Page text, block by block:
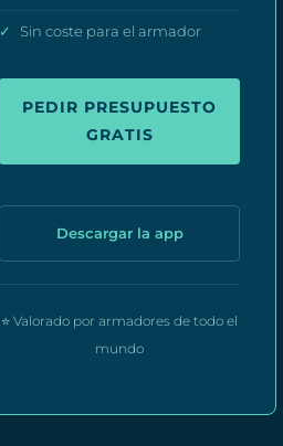
✓ Sin coste para el armador
PEDIR PRESUPUESTO
GRATIS
Descargar la app
⭐ Valorado por armadores de todo el
mundo